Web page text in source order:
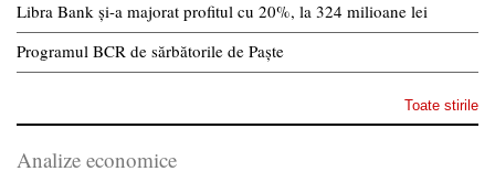
Libra Bank și-a majorat profitul cu 20%, la 324 milioane lei
Programul BCR de sărbătorile de Paște
Toate stirile
Analize economice